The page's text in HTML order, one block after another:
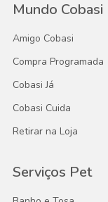
Mundo Cobasi
Amigo Cobasi
Compra Programada
Cobasi Já
Cobasi Cuida
Retirar na Loja
Serviços Pet